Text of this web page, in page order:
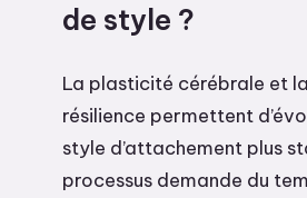
de style ?
La plasticité cérébrale et
résilience permettent
style d’attachement plus
processus demande du